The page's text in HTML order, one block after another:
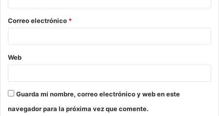
*
Correo electrónico *
Web
Guarda mi nombre, correo electrónico y web en este
navegador para la próxima vez que comente.